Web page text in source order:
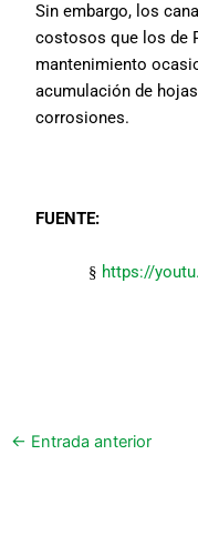
Sin embargo, los
costosos que los de
mantenimiento
acumulación de
corrosiones.
FUENTE:
§ https://
← Entrada anterior